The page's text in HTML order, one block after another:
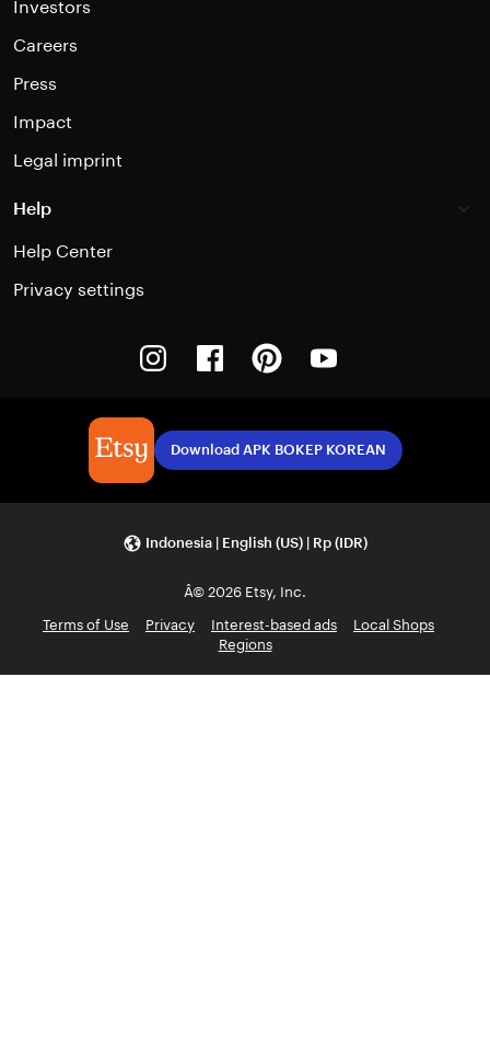
Investors
Careers
Press
Impact
Legal imprint
Help
Help Center
Privacy settings
InstagramFacebookPinterest
Download APK BOKEP KOREAN
Indonesia | English (US) | Rp (IDR)
Â© 2026 Etsy, Inc.
Terms of Use
Privacy Interest-based ads
Local Shops
Regions